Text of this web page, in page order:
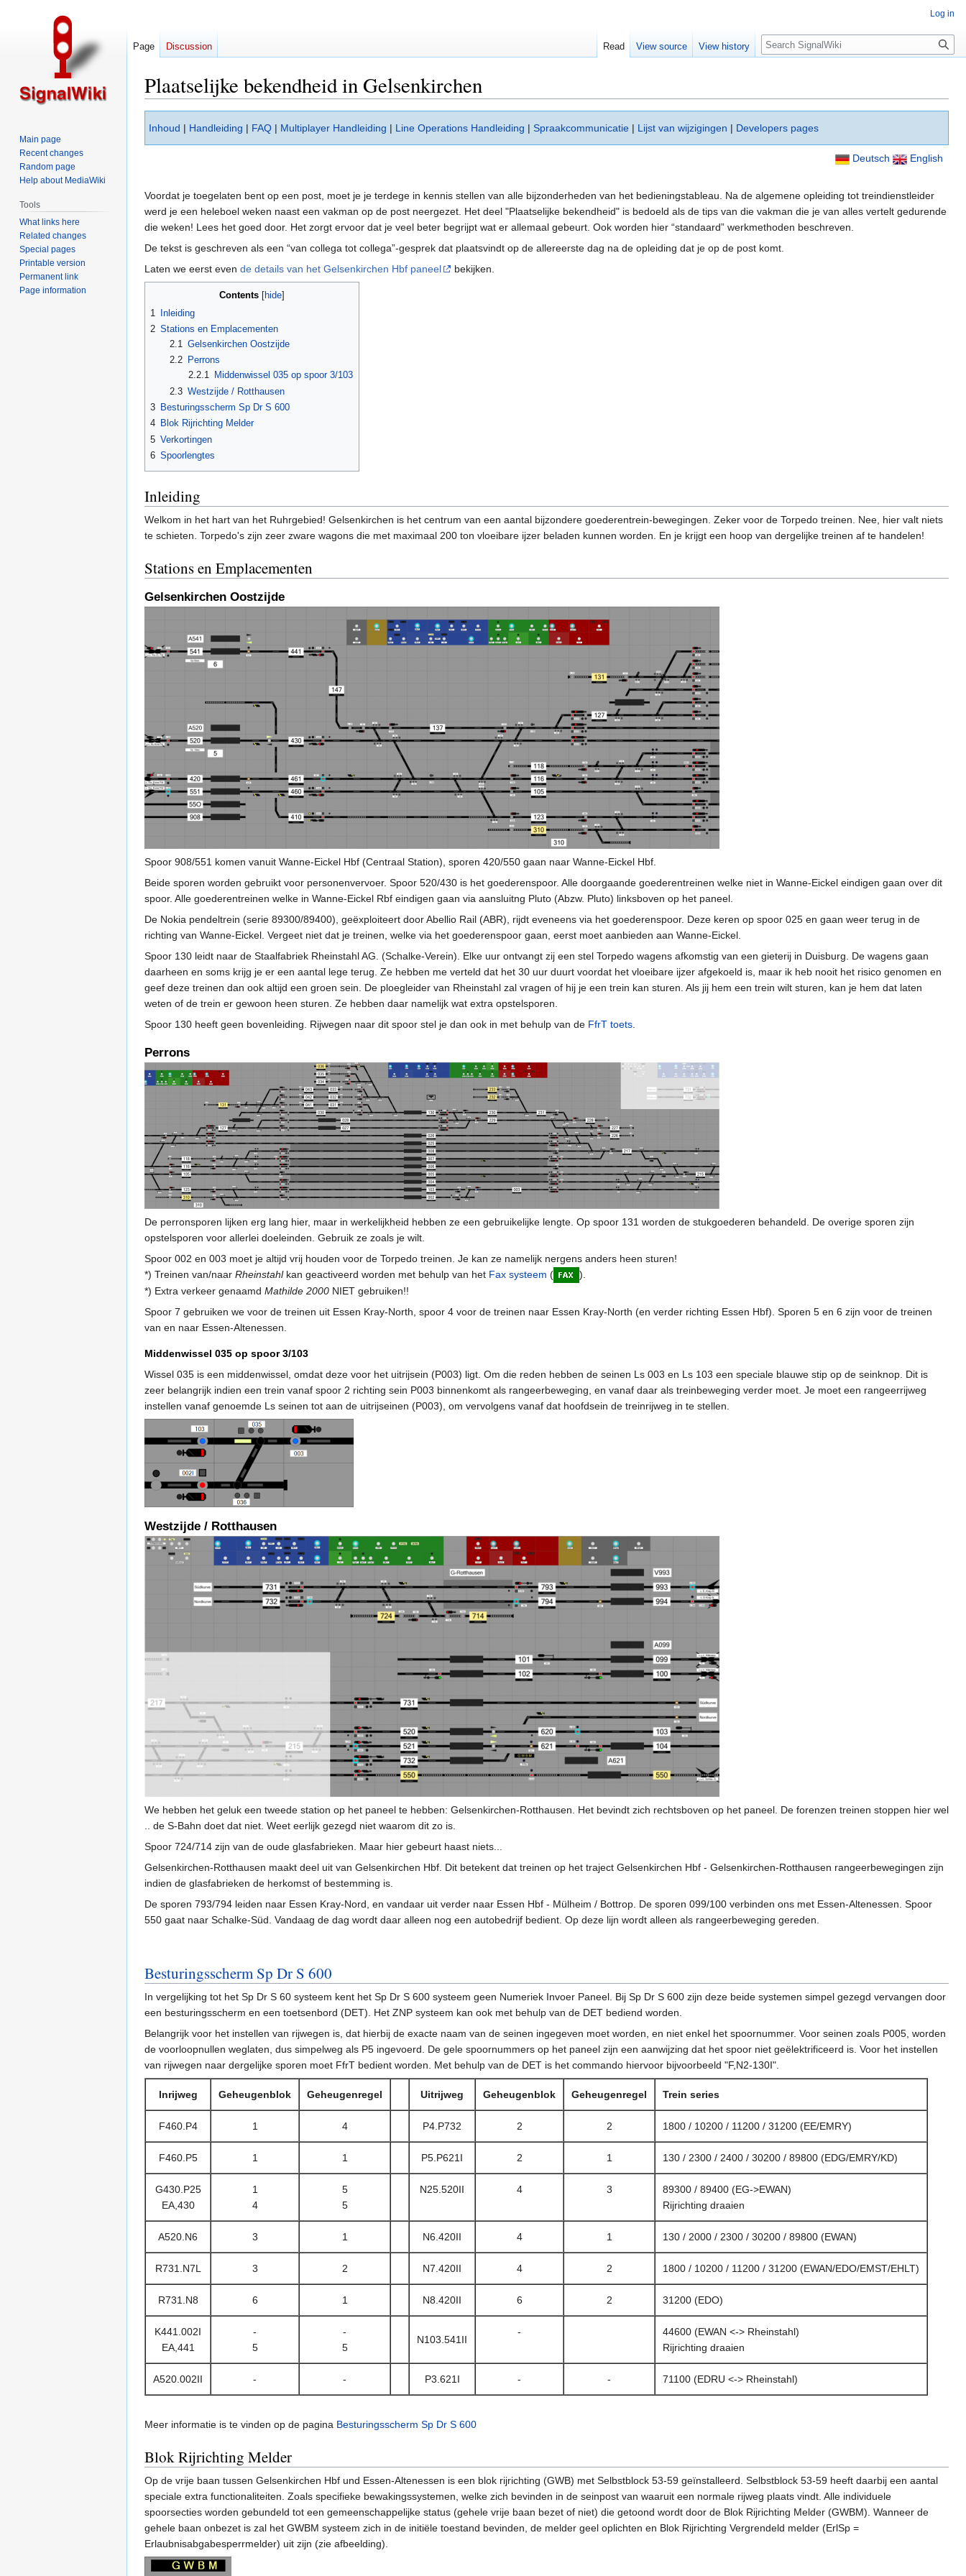
Plaatselijke bekendheid in Gelsenkirchen
totoInhoud | Handleiding | FAQ | Multiplayer Handleiding | Line Operations Handleiding | Spraakcommunicatie | Lijst van wijzigingen | Developers pages
Deutsch English
Voordat je toegelaten bent op een post, moet je je terdege in kennis stellen van alle bijzonderheden van het bedieningstableau. Na de algemene opleiding tot treindienstleider
werd je een heleboel weken naast een vakman op de post neergezet. Het deel "Plaatselijke bekendheid" is bedoeld als de tips van die vakman die je van alles vertelt gedurende
die weken! Lees het goed door. Het zorgt ervoor dat je veel beter begrijpt wat er allemaal gebeurt. Ook worden hier “standaard” werkmethoden beschreven.
De tekst is geschreven als een “van collega tot collega”-gesprek dat plaatsvindt op de allereerste dag na de opleiding dat je op de post komt.
Laten we eerst even de details van het Gelsenkirchen Hbf paneel bekijken.
Contents
1
Inleiding
2 Stations en Emplacementen
2.1 Gelsenkirchen Oostzijde
2.2
Perrons
2.2.1 Middenwissel 035 op spoor 3/103
2.3 Westzijde / Rotthausen
3 Besturingsscherm Sp Dr S 600
4 Blok Rijrichting Melder
5 Verkortingen
6 Spoorlengtes
Inleiding
Welkom in het hart van het Ruhrgebied! Gelsenkirchen is het centrum van een aantal bijzondere goederentrein-bewegingen. Zeker voor de Torpedo treinen. Nee, hier valt niets
te schieten. Torpedo's zijn zeer zware wagons die met maximaal 200 ton vloeibare ijzer beladen kunnen worden. En je krijgt een hoop van dergelijke treinen af te handelen!
Stations en Emplacementen
Gelsenkirchen Oostzijde
Spoor 908/551 komen vanuit Wanne-Eickel Hbf (Centraal Station), sporen 420/550 gaan naar Wanne-Eickel Hbf.
Beide sporen worden gebruikt voor personenvervoer. Spoor 520/430 is het goederenspoor. Alle doorgaande goederentreinen welke niet in Wanne-Eickel eindigen gaan over dit
spoor. Alle goederentreinen welke in Wanne-Eickel Rbf eindigen gaan via aansluitng Pluto (Abzw. Pluto) linksboven op het paneel.
De Nokia pendeltrein (serie 89300/89400), geëxploiteert door Abellio Rail (ABR), rijdt eveneens via het goederenspoor. Deze keren op spoor 025 en gaan weer terug in de
richting van Wanne-Eickel. Vergeet niet dat je treinen, welke via het goederenspoor gaan, eerst moet aanbieden aan Wanne-Eickel.
Spoor 130 leidt naar de Staalfabriek Rheinstahl AG. (Schalke-Verein). Elke uur ontvangt zij een stel Torpedo wagens afkomstig van een gieterij in Duisburg. De wagens gaan
daarheen en soms krijg je er een aantal lege terug. Ze hebben me verteld dat het 30 uur duurt voordat het vloeibare ijzer afgekoeld is, maar ik heb nooit het risico genomen en
geef deze treinen dan ook altijd een groen sein. De ploegleider van Rheinstahl zal vragen of hij je een trein kan sturen. Als jij hem een trein wilt sturen, kan je hem dat laten
weten of de trein er gewoon heen sturen. Ze hebben daar namelijk wat extra opstelsporen.
Spoor 130 heeft geen bovenleiding. Rijwegen naar dit spoor stel je dan ook in met behulp van de FfrT toets.
Perrons
De perronsporen lijken erg lang hier, maar in werkelijkheid hebben ze een gebruikelijke lengte. Op spoor 131 worden de stukgoederen behandeld. De overige sporen zijn
opstelsporen voor allerlei doeleinden. Gebruik ze zoals je wilt.
Spoor 002 en 003 moet je altijd vrij houden voor de Torpedo treinen. Je kan ze namelijk nergens anders heen sturen!
*) Treinen van/naar Rheinstahlkan geactiveerd worden met behulp van het Fax systeem (
).
*) Extra verkeer genaamd Mathilde 2000 NIET gebruiken!!
Spoor 7 gebruiken we voor de treinen uit Essen Kray-North, spoor 4 voor de treinen naar Essen Kray-North (en verder richting Essen Hbf). Sporen 5 en 6 zijn voor de treinen
van en naar Essen-Altenessen.
Middenwissel 035 op spoor 3/103
Wissel 035 is een middenwissel, omdat deze voor het uitrijsein (P003) ligt. Om die reden hebben de seinen Ls 003 en Ls 103 een speciale blauwe stip op de seinknop. Dit is
zeer belangrijk indien een trein vanaf spoor 2 richting sein P003 binnenkomt als rangeerbeweging, en vanaf daar als treinbeweging verder moet. Je moet een rangeerrijweg
instellen vanaf genoemde Ls seinen tot aan de uitrijseinen (P003), om vervolgens vanaf dat hoofdsein de treinrijweg in te stellen.
Westzijde / Rotthausen
We hebben het geluk een tweede station op het paneel te hebben: Gelsenkirchen-Rotthausen. Het bevindt zich rechtsboven op het paneel. De forenzen treinen stoppen hier wel
.. de S-Bahn doet dat niet. Weet eerlijk gezegd niet waarom dit zo is.
Spoor 724/714 zijn van de oude glasfabrieken. Maar hier gebeurt haast niets...
Gelsenkirchen-Rotthausen maakt deel uit van Gelsenkirchen Hbf. Dit betekent dat treinen op het traject Gelsenkirchen Hbf - Gelsenkirchen-Rotthausen rangeerbewegingen zijn
indien de glasfabrieken de herkomst of bestemming is.
De sporen 793/794 leiden naar Essen Kray-Nord, en vandaar uit verder naar Essen Hbf - Mülheim / Bottrop. De sporen 099/100 verbinden ons met Essen‐Altenessen. Spoor
550 gaat naar Schalke-Süd. Vandaag de dag wordt daar alleen nog een autobedrijf bedient. Op deze lijn wordt alleen als rangeerbeweging gereden.
Besturingsscherm Sp Dr S 600
In vergelijking tot het Sp Dr S 60 systeem kent het Sp Dr S 600 systeem geen Numeriek Invoer Paneel. Bij Sp Dr S 600 zijn deze beide systemen simpel gezegd vervangen door
een besturingsscherm en een toetsenbord (DET). Het ZNP systeem kan ook met behulp van de DET bediend worden.
Belangrijk voor het instellen van rijwegen is, dat hierbij de exacte naam van de seinen ingegeven moet worden, en niet enkel het spoornummer. Voor seinen zoals P005, worden
de voorloopnullen weglaten, dus simpelweg als P5 ingevoerd. De gele spoornummers op het paneel zijn een aanwijzing dat het spoor niet geëlektrificeerd is. Voor het instellen
van rijwegen naar dergelijke sporen moet FfrT bedient worden. Met behulp van de DET is het commando hiervoor bijvoorbeeld "F,N2-130I".
Inrijweg Geheugenblok Geheugenregel Uitrijweg Geheugenblok Geheugenregel Trein series
F460.P4 1 4 P4.P732 2 2 1800 / 10200 / 11200 / 31200 (EE/EMRY)
F460.P5 1 1 P5.P621I 2 1 130 / 2300 / 2400 / 30200 / 89800 (EDG/EMRY/KD)
G430.P25
EA,430
1
4
5
5
N25.520II 4 3
89300 / 89400 (EG->EWAN)
Rijrichting draaien
A520.N6 3 1 N6.420II 4 1 130 / 2000 / 2300 / 30200 / 89800 (EWAN)
R731.N7L 3 2 N7.420II 4 2 1800 / 10200 / 11200 / 31200 (EWAN/EDO/EMST/EHLT)
R731.N8 6 1 N8.420II 6 2 31200 (EDO)
K441.002I
EA,441
-
5
-
5
N103.541II
-
44600 (EWAN <-> Rheinstahl)
Rijrichting draaien
A520.002II - - P3.621I - - 71100 (EDRU <-> Rheinstahl)
Meer informatie is te vinden op de pagina Besturingsscherm Sp Dr S 600
Blok Rijrichting Melder
Op de vrije baan tussen Gelsenkirchen Hbf und Essen-Altenessen is een blok rijrichting (GWB) met Selbstblock 53-59 geïnstalleerd. Selbstblock 53-59 heeft daarbij een aantal
speciale extra functionaliteiten. Zoals specifieke bewakingssystemen, welke zich bevinden in de seinpost van waaruit een normale rijweg plaats vindt. Alle individuele
spoorsecties worden gebundeld tot een gemeenschappelijke status (gehele vrije baan bezet of niet) die getoond wordt door de Blok Rijrichting Melder (GWBM). Wanneer de
gehele baan onbezet is zal het GWBM systeem zich in de initiële toestand bevinden, de melder geel oplichten en Blok Rijrichting Vergrendeld melder (ErlSp =
Erlaubnisabgabesperrmelder) uit zijn (zie afbeelding).
Log in
Page Discussion Read View source View history Search
Main page
Recent changes
Random page
Help about MediaWiki
Tools
What links here
Related changes
Special pages
Printable version
Permanent link
Page information